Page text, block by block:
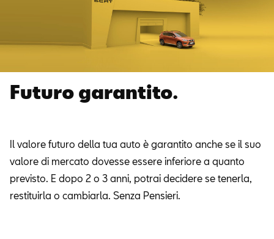
Futuro garantito.
Il valore futuro della tua auto è garantito anche se il suo
valore di mercato dovesse essere inferiore a quanto
previsto. E dopo 2 o 3 anni, potrai decidere se tenerla,
restituirla o cambiarla. Senza Pensieri.